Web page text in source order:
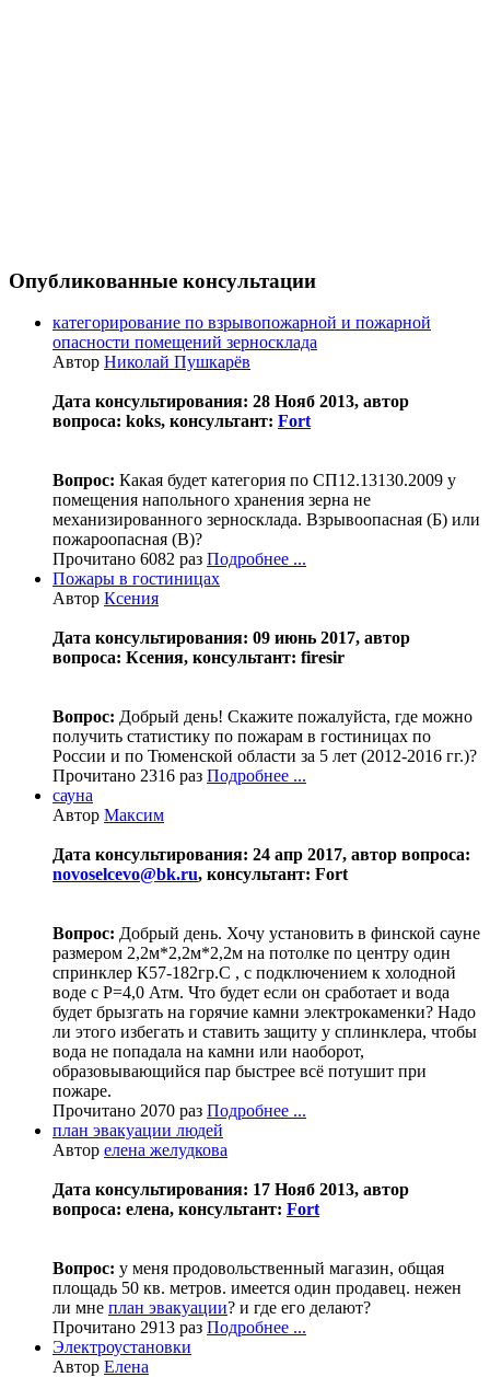
Опубликованные консультации
категорирование по взрывопожарной и пожарной
опасности помещений зерносклада
Автор Николай Пушкарёв
Дата консультирования: 28 Нояб 2013, автор
вопроса: koks, консультант: Fort
Вопрос: Какая будет категория по СП12.13130.2009 у
помещения напольного хранения зерна не
механизированного зерносклада. Взрывоопасная (Б) или
пожароопасная (В)?
Прочитано 6082 раз Подробнее ...
Пожары в гостиницах
Автор Ксения
Дата консультирования: 09 июнь 2017, автор
вопроса: Ксения, консультант: firesir
Вопрос: Добрый день! Скажите пожалуйста, где можно
получить статистику по пожарам в гостиницах по
России и по Тюменской области за 5 лет (2012-2016 гг.)?
Прочитано 2316 раз Подробнее ...
сауна
Автор Максим
Дата консультирования: 24 апр 2017, автор вопроса:
novoselcevo@bk.ru, консультант: Fort
Вопрос: Добрый день. Хочу установить в финской сауне
размером 2,2м*2,2м*2,2м на потолке по центру один
спринклер К57-182гр.С , с подключением к холодной
воде с Р=4,0 Атм. Что будет если он сработает и вода
будет брызгать на горячие камни электрокаменки? Надо
ли этого избегать и ставить защиту у сплинклера, чтобы
вода не попадала на камни или наоборот,
образовывающийся пар быстрее всё потушит при
пожаре.
Прочитано 2070 раз Подробнее ...
план эвакуации людей
Автор елена желудкова
Дата консультирования: 17 Нояб 2013, автор
вопроса: елена, консультант: Fort
Вопрос: у меня продовольственный магазин, общая
площадь 50 кв. метров. имеется один продавец. нежен
ли мне план эвакуации? и где его делают?
Прочитано 2913 раз Подробнее ...
Электроустановки
Автор Елена